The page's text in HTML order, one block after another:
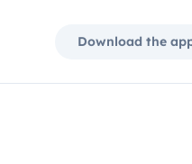
Download the